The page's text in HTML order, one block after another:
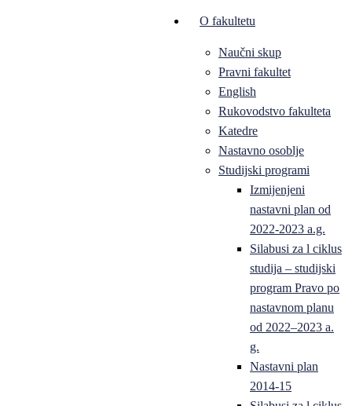
O fakultetu
Naučni skup
Pravni fakultet
English
Rukovodstvo fakulteta
Katedre
Nastavno osoblje
Studijski programi
Izmijenjeni
nastavni plan od
2022-2023 a.g.
Silabusi za l ciklus
studija – studijski
program Pravo po
nastavnom planu
od 2022–2023 a.
g.
Nastavni plan
2014-15